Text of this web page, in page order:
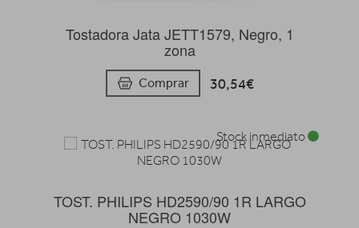
Tostadora Jata JETT1579, Negro, 1
zona
Comprar 30,54€
TOST. PHILIPS HD2590/90 1R LARGO
NEGRO 1030W
Stock inmediato